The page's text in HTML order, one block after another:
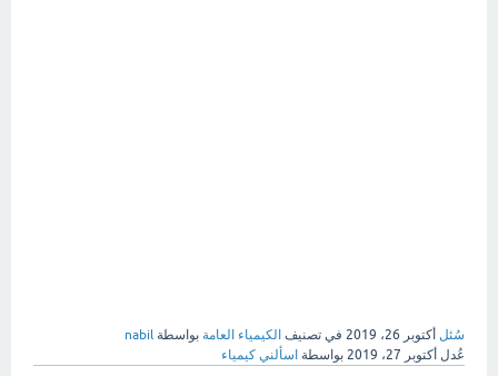
سُئل أكتوبر 26، 2019 في تصنيف الكيمياء العامة بواسطة nabil
عُدل أكتوبر 27، 2019 بواسطة اسألني كيمياء